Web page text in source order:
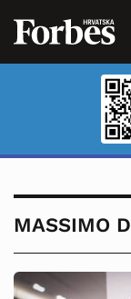
MASSIMO